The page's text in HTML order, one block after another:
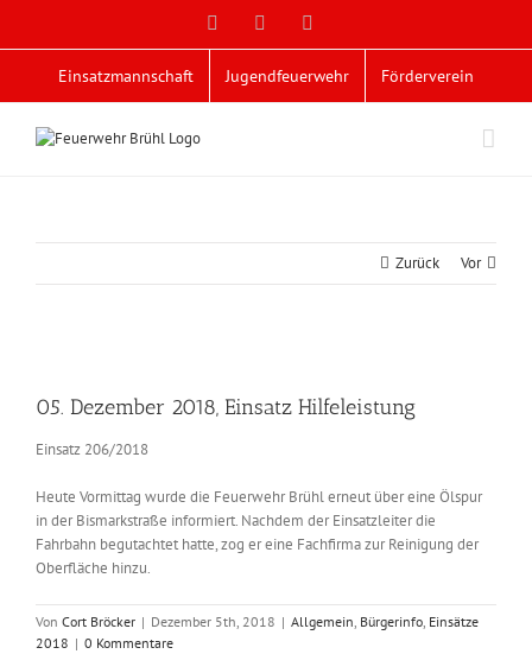
Facebook
Einsatzmannschaft Jugendfeuerwehr Förderverein
Zurück Vor
Bild
05. Dezember 2018, Einsatz Hilfeleistung
Einsatz 206/2018
Heute Vormittag wurde die Feuerwehr Brühl erneut über eine Ölspur
in der Bismarkstraße informiert. Nachdem der Einsatzleiter die
Fahrbahn begutachtet hatte, zog er eine Fachfirma zur Reinigung der
Oberfläche hinzu.
Von Cort Bröcker | Dezember 5th, 2018 | Allgemein, Bürgerinfo, Einsätze
2018 | 0 Kommentare